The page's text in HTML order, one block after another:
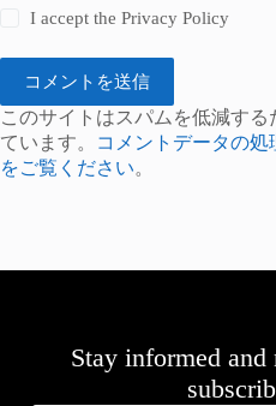
I accept thePrivacy Policy
コメントを送信
このサイトはスパムを低減する
ています。
コメントデータの
をご覧ください。
Stay informed